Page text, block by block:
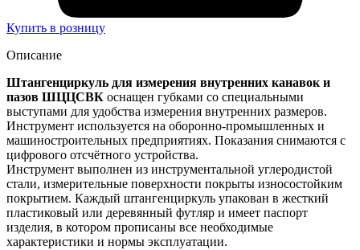
Купить в розницу
Описание
Штангенциркуль для измерения внутренних канавок и
пазов ШЦЦСВК оснащен губками со специальными
выступами для удобства измерения внутренних размеров.
Инструмент используется на оборонно-промышленных и
машиностроительных предприятиях. Показания снимаются с
цифрового отсчётного устройства.
Инструмент выполнен из инструментальной углеродистой
стали, измерительные поверхности покрыты износостойким
покрытием. Каждый штангенциркуль упакован в жесткий
пластиковый или деревянный футляр и имеет паспорт
изделия, в котором прописаны все необходимые
характеристики и нормы эксплуатации.